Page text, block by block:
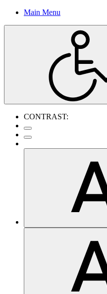
Main Menu
CONTRAST: